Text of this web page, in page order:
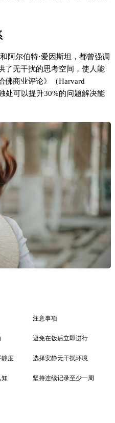
阿尔伯特·爱因斯坦，都曾强调
了无干扰的思考空间，使人能
佛商业评论》（Harvard
处可以提升30%的问题解决能
注意事项
避免在饭后立即进行
静度 选择安静无干扰环境
知 坚持连续记录至少一周